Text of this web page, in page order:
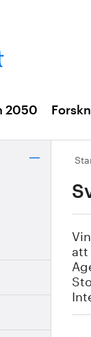
2050
att